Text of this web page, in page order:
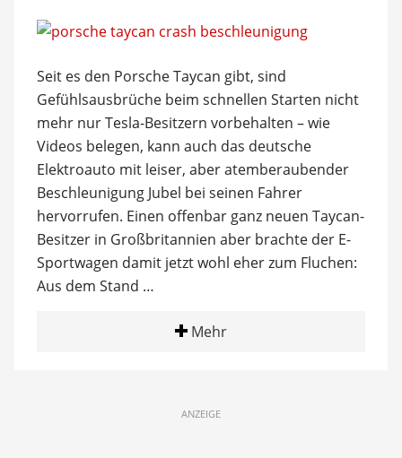
Seit es den Porsche Taycan gibt, sind
Gefühlsausbrüche beim schnellen Starten nicht
mehr nur Tesla-Besitzern vorbehalten – wie
Videos belegen, kann auch das deutsche
Elektroauto mit leiser, aber atemberaubender
Beschleunigung Jubel bei seinen Fahrer
hervorrufen. Einen offenbar ganz neuen Taycan-
Besitzer in Großbritannien aber brachte der E-
Sportwagen damit jetzt wohl eher zum Fluchen:
Aus dem Stand …
Mehr
ANZEIGE